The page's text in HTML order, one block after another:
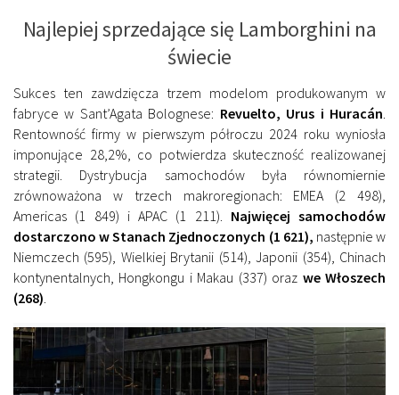
Najlepiej sprzedające się Lamborghini na
świecie
Sukces ten zawdzięcza trzem modelom produkowanym w
fabryce w Sant’Agata Bolognese: Revuelto, Urus i Huracán
Rentowność firmy w pierwszym półroczu 2024 roku wyniosła
imponujące 28,2%, co potwierdza skuteczność realizowanej
strategii. Dystrybucja samochodów była równomiernie
zrównoważona w trzech makroregionach: EMEA (2 498),
Americas (1 849) i APAC (1 211). Najwięcej samochodów
dostarczono w Stanach Zjednoczonych (1 621), następnie w
Niemczech (595), Wielkiej Brytanii (514), Japonii (354), Chinach
kontynentalnych, Hongkongu i Makau (337) oraz we Włoszech
(268)